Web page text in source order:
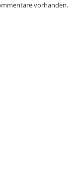
vorhanden.